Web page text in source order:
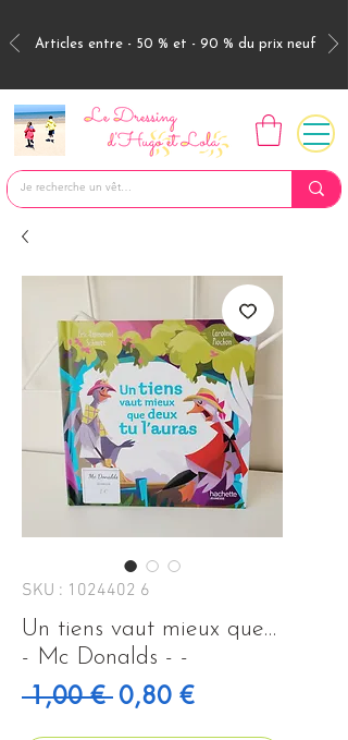
Articles entre - 50 % et - 90 % du prix neuf
SKU : 1024402 6
Un tiens vaut mieux que…
- Mc Donalds - -
1,00 € Prix original
0,80 €Prix